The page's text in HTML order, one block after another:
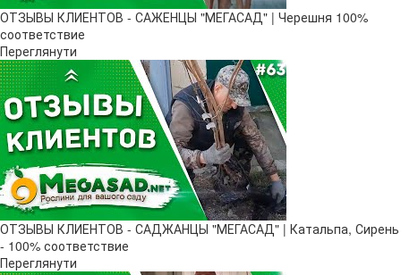
ОТЗЫВЫ КЛИЕНТОВ - САЖЕНЦЫ "МЕГАСАД" | Черешня 100%
соответствие
Переглянути
ОТЗЫВЫ КЛИЕНТОВ - САДЖАНЦЫ "МЕГАСАД" | Катальпа, Сирень
- 100% соответствие
Переглянути